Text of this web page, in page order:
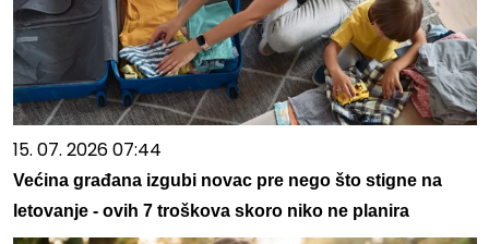
15. 07. 2026 07:44
Većina građana izgubi novac pre nego što stigne na
letovanje - ovih 7 troškova skoro niko ne planira